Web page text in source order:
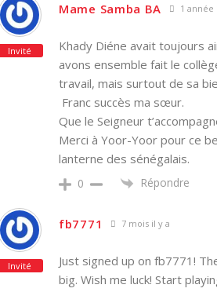
Invité
Mame Samba BA 1 année
Khady Diéne avait toujours
avons ensemble fait le
travail, mais surtout de sa
Franc succès ma sœur.
Que le Seigneur
Merci à Yoor-Yoor pour ce
lanterne des sénégalais.
0 Répondre
Invité
fb7771 7 mois il y a
Just signed up on fb7771!
big. Wish me luck! Start